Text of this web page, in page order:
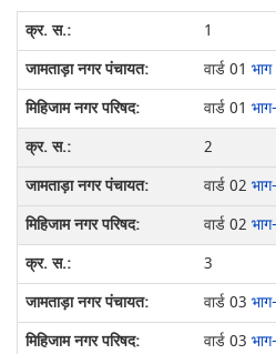
1
वार्ड 01
वार्ड 01
2
वार्ड 02
वार्ड 02
3
वार्ड 03
वार्ड 03